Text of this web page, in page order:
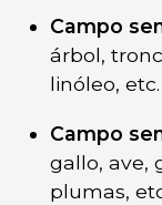
Campo
árbol,
linóleo, etc.
Campo
gallo, ave,
plumas,